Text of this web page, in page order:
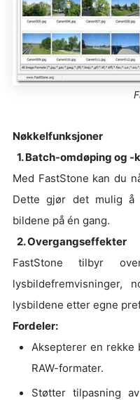
Nøkkelfunksjoner
1. Batch-omdøping og
Med FastStone kan du
Dette gjør det mulig å
bildene på én gang.
2. Overgangseffekter
FastStone tilbyr
lysbildefremvisninger,
lysbildene etter egne
Fordeler:
Aksepterer en rekke
RAW-formater.
Støtter tilpasning